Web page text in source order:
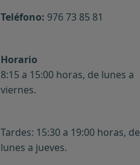
Teléfono: 976 73 85 81
Horario
8:15 a 15:00 horas, de lunes a
viernes.
Tardes: 15:30 a 19:00 horas, de
lunes a jueves.